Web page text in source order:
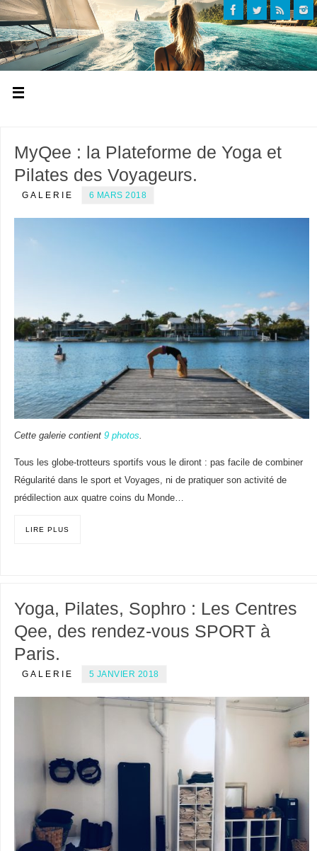
MyQee : la Plateforme de Yoga et
Pilates des Voyageurs.
GALERIE 6 MARS 2018
Cette galerie contient 9 photos
Tous les globe-trotteurs sportifs vous le diront : pas facile de combiner
Régularité dans le sport et Voyages, ni de pratiquer son activité de
prédilection aux quatre coins du Monde…
LIRE PLUS
Yoga, Pilates, Sophro : Les Centres
Qee, des rendez-vous SPORT à
Paris.
GALERIE 5 JANVIER 2018